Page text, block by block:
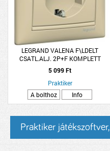
LEGRAND VALENA F\LDELT
CSATL.ALJ. 2P+F KOMPLETT
ELEFÁNTCSONT
5 099 Ft
Praktiker
A bolthoz
Info
Praktiker